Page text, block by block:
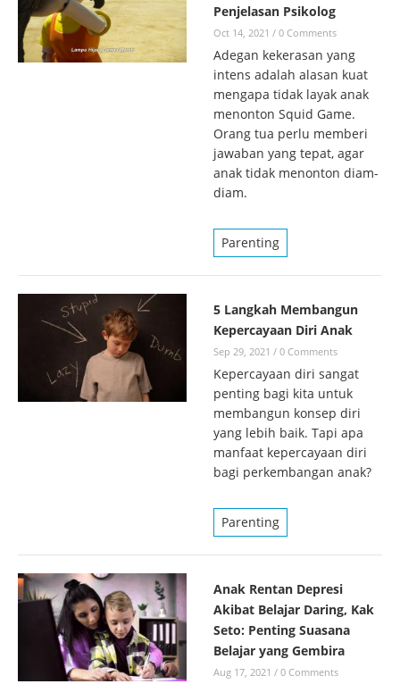
Penjelasan Psikolog
Oct 14, 2021 / 0 Comments
Adegan kekerasan yang
intens adalah alasan kuat
mengapa tidak layak anak
menonton Squid Game.
Orang tua perlu memberi
jawaban yang tepat, agar
anak tidak menonton diam-
diam.
Parenting
5 Langkah Membangun
Kepercayaan Diri Anak
Sep 29, 2021 / 0 Comments
Kepercayaan diri sangat
penting bagi kita untuk
membangun konsep diri
yang lebih baik. Tapi apa
manfaat kepercayaan diri
bagi perkembangan anak?
Parenting
Anak Rentan Depresi
Akibat Belajar Daring, Kak
Seto: Penting Suasana
Belajar yang Gembira
Aug 17, 2021 / 0 Comments